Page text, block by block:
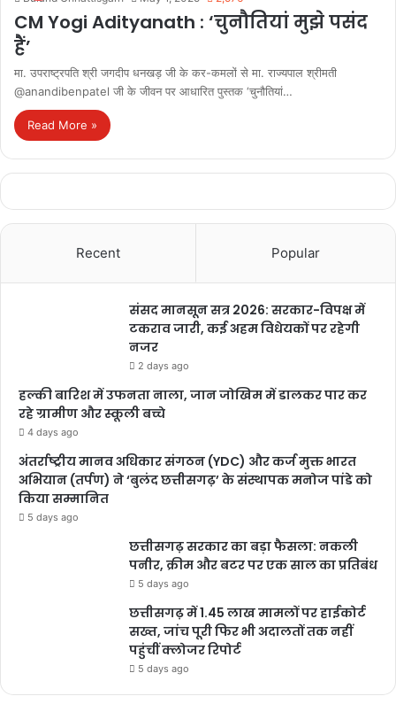
CM Yogi Adityanath : ‘चुनौतियां मुझे पसंद
हैं’
मा. उपराष्ट्रपति श्री जगदीप धनखड़ जी के कर-कमलों से मा. राज्यपाल श्रीमती
@anandibenpatel जी के जीवन पर आधारित पुस्तक ‘चुनौतियां…
Read More »
Recent Popular
संसद मानसून सत्र 2026: सरकार-विपक्ष में
टकराव जारी, कई अहम विधेयकों पर रहेगी
नजर
2 days ago
हल्की बारिश में उफनता नाला, जान जोखिम में डालकर पार कर
रहे ग्रामीण और स्कूली बच्चे
4 days ago
अंतर्राष्ट्रीय मानव अधिकार संगठन (YDC) और कर्ज मुक्त भारत
अभियान (तर्पण) ने ‘बुलंद छत्तीसगढ़’ के संस्थापक मनोज पांडे को
किया सम्मानित
5 days ago
छत्तीसगढ़ सरकार का बड़ा फैसला: नकली
पनीर, क्रीम और बटर पर एक साल का प्रतिबंध
5 days ago
छत्तीसगढ़ में 1.45 लाख मामलों पर हाईकोर्ट
सख्त, जांच पूरी फिर भी अदालतों तक नहीं
पहुंचीं क्लोजर रिपोर्ट
5 days ago